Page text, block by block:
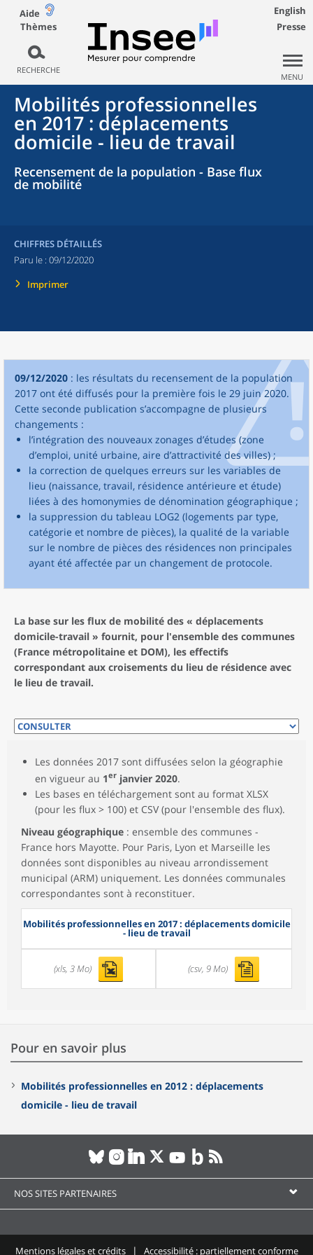
Aide
Thèmes
RECHERCHE
English
Presse
MENU
Mobilités professionnelles
en 2017 : déplacements
domicile - lieu de travail
Recensement de la population - Base flux
de mobilité
CHIFFRES DÉTAILLÉS
Paru le : 09/12/2020
Imprimer
09/12/2020 : les résultats du recensement de la population
2017 ont été diffusés pour la première fois le 29 juin 2020.
Cette seconde publication s’accompagne de plusieurs
changements :
l’intégration des nouveaux zonages d’études (zone
d’emploi, unité urbaine, aire d’attractivité des villes) ;
la correction de quelques erreurs sur les variables de
lieu (naissance, travail, résidence antérieure et étude)
liées à des homonymies de dénomination géographique ;
la suppression du tableau LOG2 (logements par type,
catégorie et nombre de pièces), la qualité de la variable
sur le nombre de pièces des résidences non principales
ayant été affectée par un changement de protocole.
La base sur les flux de mobilité des « déplacements
domicile-travail » fournit, pour l'ensemble des communes
(France métropolitaine et DOM), les effectifs
correspondant aux croisements du lieu de résidence avec
le lieu de travail.
Les données 2017 sont diffusées selon la géographie
en vigueur au 1er janvier 2020.
Les bases en téléchargement sont au format XLSX
(pour les flux > 100) et CSV (pour l'ensemble des flux).
Niveau géographique : ensemble des communes -
France hors Mayotte. Pour Paris, Lyon et Marseille les
données sont disponibles au niveau arrondissement
municipal (ARM) uniquement. Les données communales
correspondantes sont à reconstituer.
Mobilités professionnelles en 2017 : déplacements domicile
- lieu de travail
(xls, 3 Mo) (csv, 9 Mo)
Pour en savoir plus
Mobilités professionnelles en 2012 : déplacements
domicile - lieu de travail
NOS SITES PARTENAIRES
Mentions légales et crédits Accessibilité : partiellement conforme